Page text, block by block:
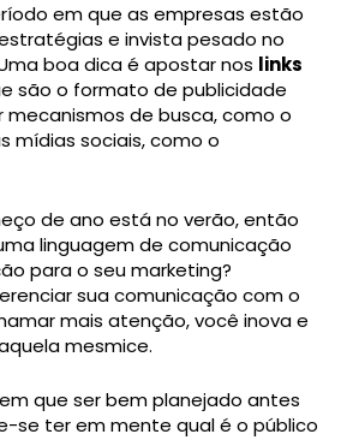
em que as empresas estão
e invista pesado no
boa dica é apostar nos links
são o formato de publicidade
mecanismos de busca, como o
mídias sociais, como o
de ano está no verão, então
linguagem de comunicação
para o seu marketing?
sua comunicação com o
mais atenção, você inova e
mesmice.
que ser bem planejado antes
se ter em mente qual é o público